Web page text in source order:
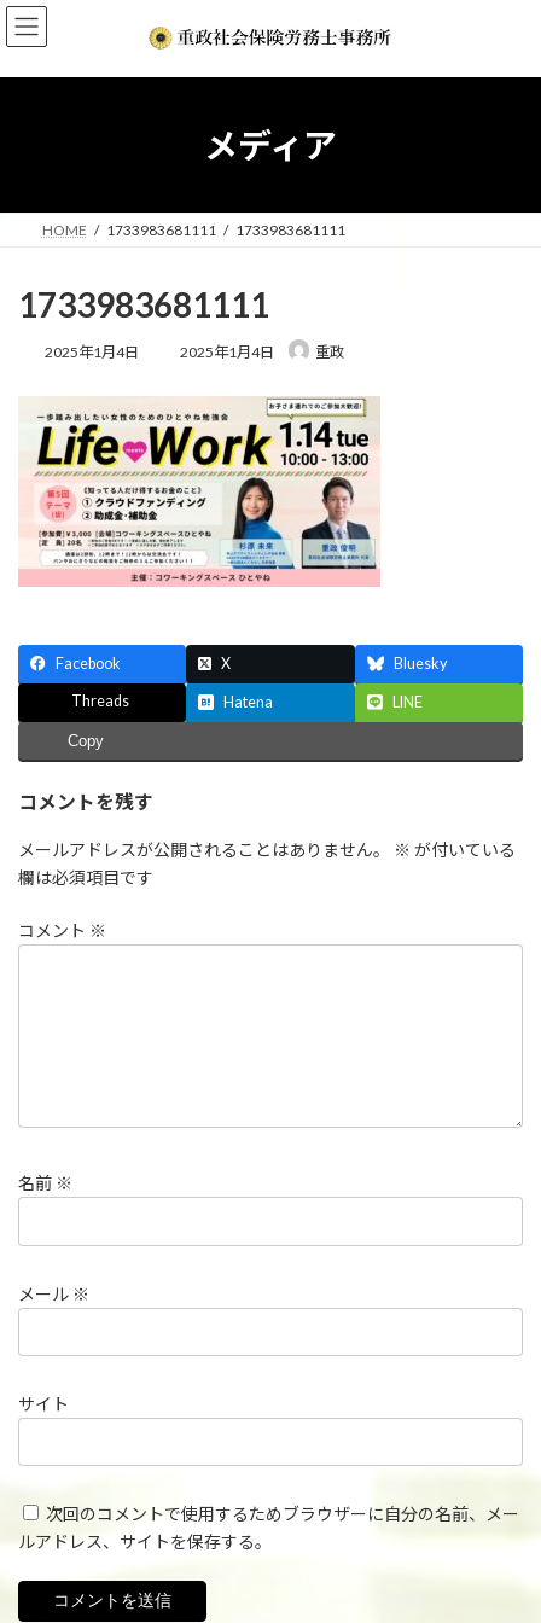
コ
ン
ン
ナ
ビ
ー
メディア
HOME 1733983681111 1733983681111
1733983681111
2025年1月4日
最
新
日
時
:
2025年1月4日 重政
Facebook X Bluesky
Threads Hatena LINE
Copy
コメントを残す
メールアドレスが公開されることはありません。 ※ が付いている
欄は必須項目です
コメント ※
名前 ※
メール ※
サイト
次回のコメントで使用するためブラウザーに自分の名前、メー
ルアドレス、サイトを保存する。